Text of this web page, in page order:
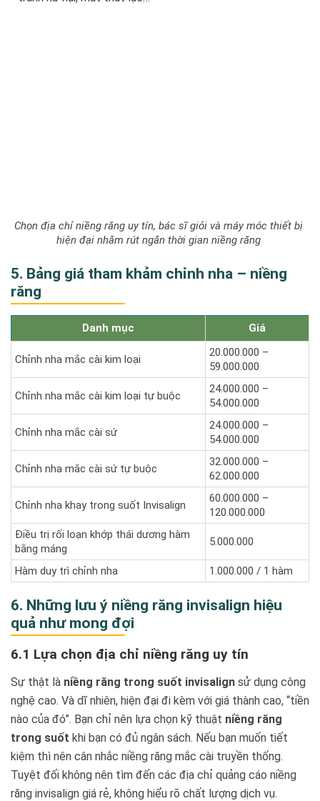
Chọn địa chỉ niềng răng uy tín, bác sĩ giỏi và máy móc thiết bị
hiện đại nhằm rút ngắn thời gian niềng răng
5. Bảng giá tham khảm chỉnh nha – niềng
răng
Danh mục Giá
Chỉnh nha mắc cài kim loại
20.000.000 –
59.000.000
Chỉnh nha mắc cài kim loại tự buộc
24.000.000 –
54.000.000
Chỉnh nha mắc cài sứ
24.000.000 –
54.000.000
Chỉnh nha mắc cài sứ tự buộc
32.000.000 –
62.000.000
Chỉnh nha khay trong suốt Invisalign
60.000.000 –
120.000.000
Điều trị rối loạn khớp thái dương hàm
bằng máng
5.000.000
Hàm duy trì chỉnh nha 1.000.000 / 1 hàm
6. Những lưu ý niềng răng invisalign hiệu
quả như mong đợi
6.1 Lựa chọn địa chỉ niềng răng uy tín
Sự thật là niềng răng trong suốt invisalign sử dụng công
nghệ cao. Và dĩ nhiên, hiện đại đi kèm với giá thành cao, “tiền
nào của đó”. Bạn chỉ nên lựa chọn kỹ thuật niềng răng
trong suốt khi bạn có đủ ngân sách. Nếu bạn muốn tiết
kiệm thì nên cân nhắc niềng răng mắc cài truyền thống.
Tuyệt đối không nên tìm đến các địa chỉ quảng cáo niềng
răng invisalign giá rẻ, không hiểu rõ chất lượng dịch vụ.